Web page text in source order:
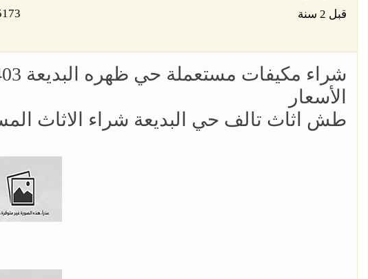
قبل 2 سنة
الأسعار
طش اثاث تالف حي البديعة شراء الاثاث